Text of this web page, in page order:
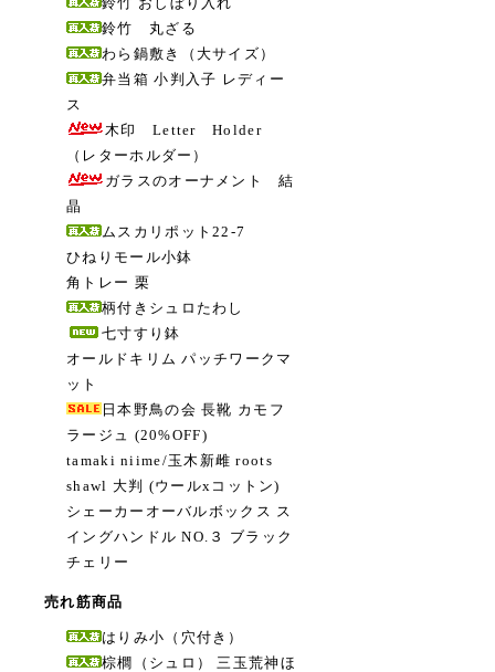
鈴竹 丸ざる
わら鍋敷き（大サイズ）
弁当箱 小判入子 レディー
ス
木印 Letter Holder
（レターホルダー）
ガラスのオーナメント 結
晶
ムスカリポット22-7
ひねりモール小鉢
角トレー 栗
柄付きシュロたわし
七寸すり鉢
オールドキリム パッチワークマ
ット
日本野鳥の会 長靴 カモフ
ラージュ (20%OFF)
tamaki niime/玉木新雌 roots
shawl 大判 (ウールxコットン)
シェーカーオーバルボックス ス
イングハンドル NO.３ ブラック
チェリー
売れ筋商品
はりみ小（穴付き）
棕櫚（シュロ） 三玉荒神ほ